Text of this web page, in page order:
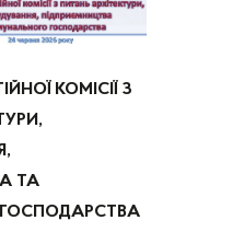
КОМІСІЇ З
ТА